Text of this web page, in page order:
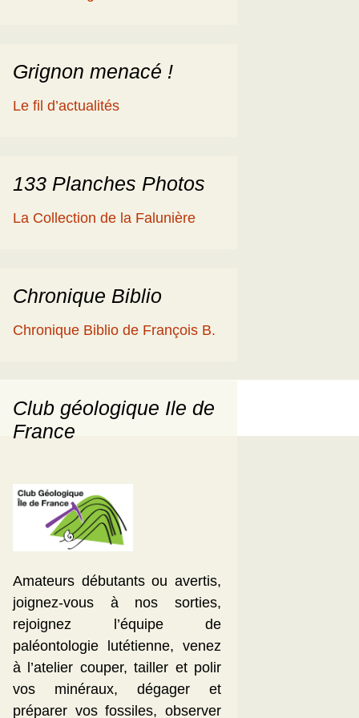
et les fossiles
silicifiée …
les reportages
Grignon menacé !
Le fil d’actualités
133 Planches Photos
La Collection de la Falunière
Chronique Biblio
Chronique Biblio de François B.
Club géologique Ile de
France
Amateurs débutants ou avertis,
joignez-vous à nos sorties,
rejoignez l’équipe de
paléontologie lutétienne, venez
à l’atelier couper, tailler et polir
vos minéraux, dégager et
préparer vos fossiles, observer